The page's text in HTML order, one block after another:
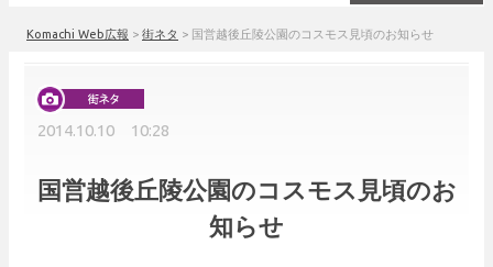
Komachi Web広報 > 街ネタ > 国営越後丘陵公園のコスモス見頃のお知らせ
2014.10.10 10:28
国営越後丘陵公園のコスモス見頃のお
知らせ